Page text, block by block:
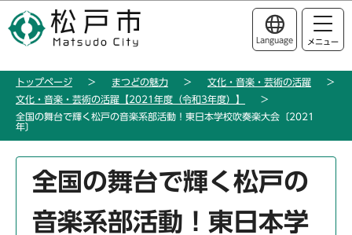
の
ー
このページの本文へ移動
Language メニュー
トップページ まつどの魅力
文化・音楽・芸術の活躍
文化・音楽・芸術の活躍【2021年度（令和3年度）】
全国の舞台で輝く松戸の音楽系部活動！東日本学校吹奏楽大会〔2021
年〕
全国の舞台で輝く松戸の
音楽系部活動！東日本学